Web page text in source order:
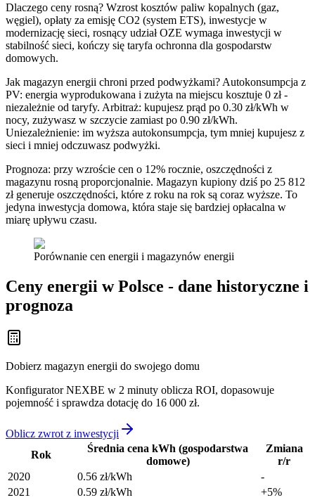
Dlaczego ceny rosną? Wzrost kosztów paliw kopalnych (gaz,
węgiel), opłaty za emisję CO2 (system ETS), inwestycje w
modernizację sieci, rosnący udział OZE wymaga inwestycji w
stabilność sieci, kończy się taryfa ochronna dla gospodarstw
domowych.
Jak magazyn energii chroni przed podwyżkami? Autokonsumpcja z
PV: energia wyprodukowana i zużyta na miejscu kosztuje 0 zł -
niezależnie od taryfy. Arbitraż: kupujesz prąd po 0.30 zł/kWh w
nocy, zużywasz w szczycie zamiast po 0.90 zł/kWh.
Uniezależnienie: im wyższa autokonsumpcja, tym mniej kupujesz z
sieci i mniej odczuwasz podwyżki.
Prognoza: przy wzroście cen o 12% rocznie, oszczędności z
magazynu rosną proporcjonalnie. Magazyn kupiony dziś po 25 812
zł generuje oszczędności, które z roku na rok są coraz wyższe. To
jedyna inwestycja domowa, która staje się bardziej opłacalna w
miarę upływu czasu.
Porównanie cen energii i magazynów energii
Ceny energii w Polsce - dane historyczne i
prognoza
Dobierz magazyn energii do swojego domu
Konfigurator NEXBE w 2 minuty oblicza ROI, dopasowuje
pojemność i sprawdza dotację do 16 000 zł.
Oblicz zwrot z inwestycji
Rok
Średnia cena kWh (gospodarstwa
domowe)
Zmiana
r/r
2020
0.56 zł/kWh
-
2021
0.59 zł/kWh
+5%